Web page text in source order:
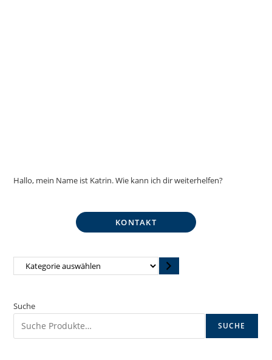
Hallo, mein Name ist Katrin. Wie kann ich dir weiterhelfen?
KONTAKT
Kategorie
Suche
SUCHE